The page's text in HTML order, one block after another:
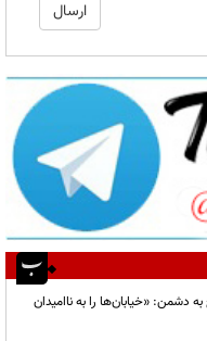
دشمن: «خیابان‌ها را به ناامیدان